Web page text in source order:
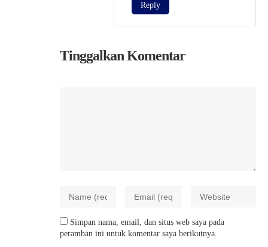
Reply
Tinggalkan Komentar
Simpan nama, email, dan situs web saya pada
peramban ini untuk komentar saya berikutnya.